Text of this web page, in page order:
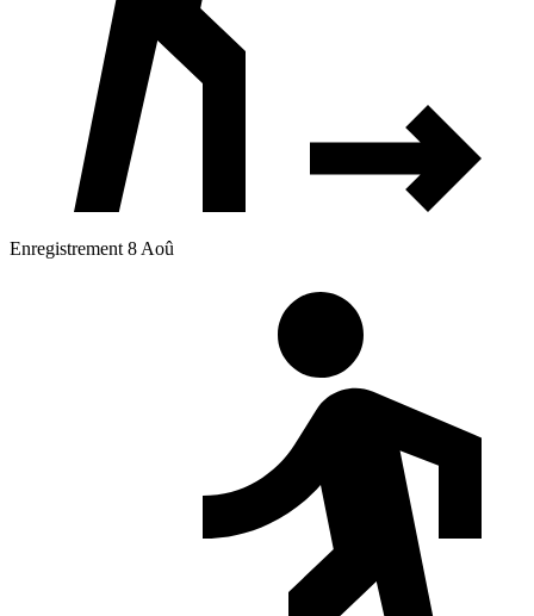
Enregistrement 8 Aoû